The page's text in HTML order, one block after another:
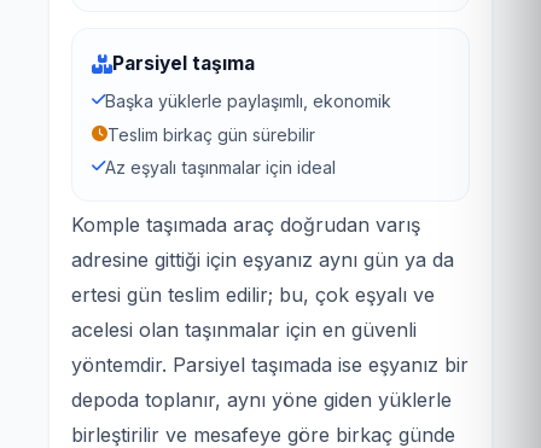
Parsiyel taşıma
Başka yüklerle paylaşımlı, ekonomik
Teslim birkaç gün sürebilir
Az eşyalı taşınmalar için ideal
Komple taşımada araç doğrudan varış
adresine gittiği için eşyanız aynı gün ya da
ertesi gün teslim edilir; bu, çok eşyalı ve
acelesi olan taşınmalar için en güvenli
yöntemdir. Parsiyel taşımada ise eşyanız bir
depoda toplanır, aynı yöne giden yüklerle
birleştirilir ve mesafeye göre birkaç günde